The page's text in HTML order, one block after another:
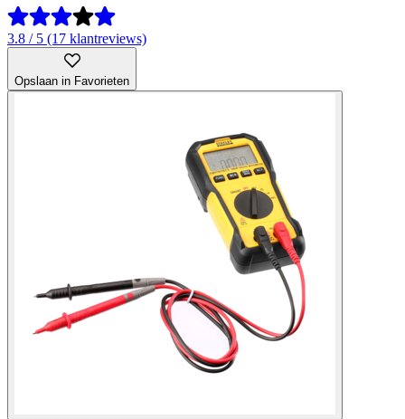
3.8 / 5 (17 klantreviews)
Opslaan in Favorieten